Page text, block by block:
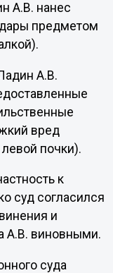
А.В. нанес
предметом
А.В.
вред
почки).
к
суд согласился
и
А.В. виновными.
суда